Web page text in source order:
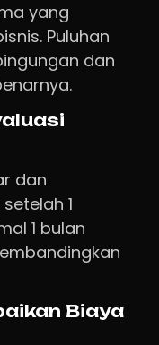
yang
Puluhan
dan
dan
1
1 bulan
Biaya